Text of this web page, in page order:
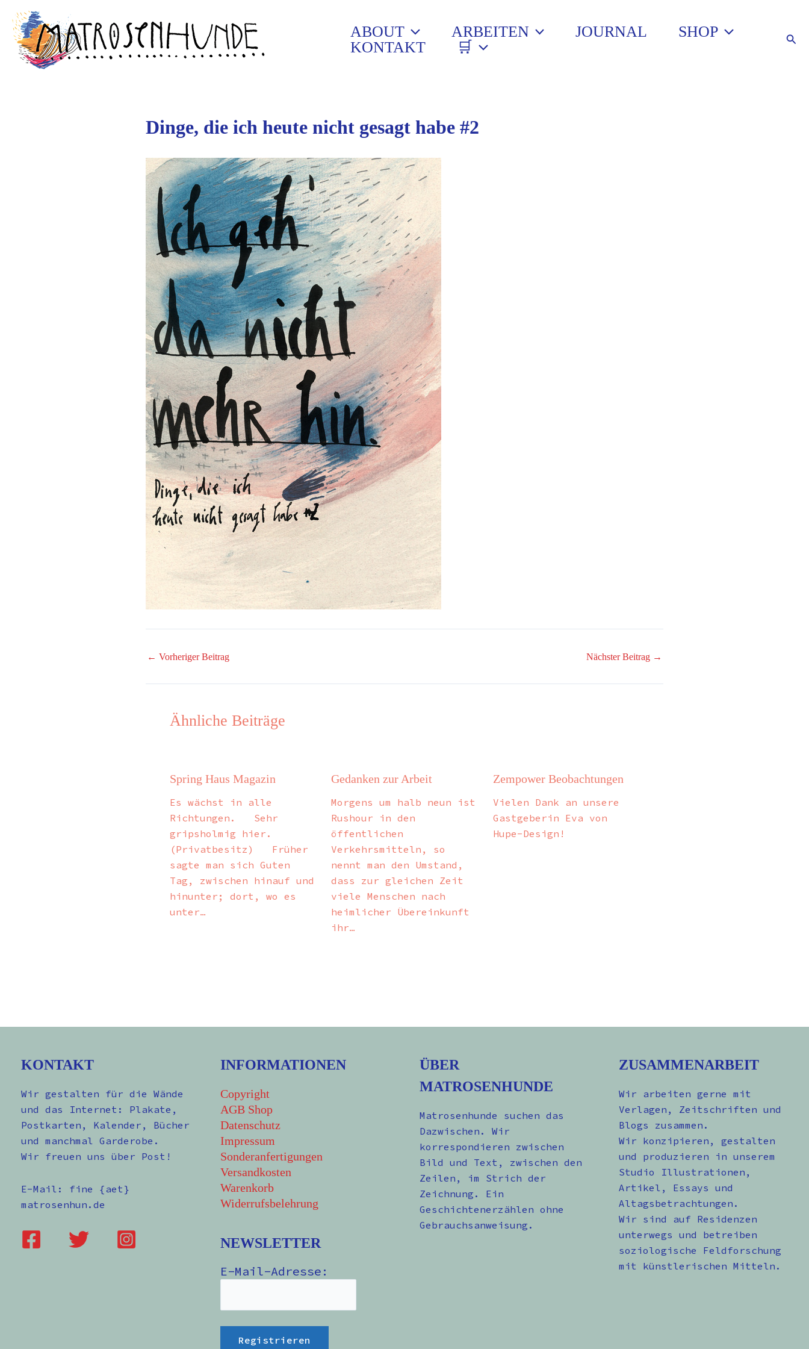
springen
Inhalt
springen
ABOUT ARBEITEN JOURNAL
SHOP
KONTAKT
🛒
Dinge, die ich heute nicht gesagt habe #2
← Vorheriger Beitrag Nächster Beitrag →
Ähnliche Beiträge
Spring Haus Magazin
Es wächst in alle
Richtungen. Sehr
gripsholmig hier.
(Privatbesitz) Früher
sagte man sich Guten
Tag, zwischen hinauf und
hinunter; dort, wo es
unter…
Gedanken zur Arbeit
Morgens um halb neun ist
Rushour in den
öffentlichen
Verkehrsmitteln, so
nennt man den Umstand,
dass zur gleichen Zeit
viele Menschen nach
heimlicher Übereinkunft
ihr…
Zempower Beobachtungen
Vielen Dank an unsere
Gastgeberin Eva von
Hupe-Design!
KONTAKT
Wir gestalten für die Wände
und das Internet: Plakate,
Postkarten, Kalender, Bücher
und manchmal Garderobe.
Wir freuen uns über Post!
E-Mail: fine {aet}
matrosenhun.de
INFORMATIONEN
Copyright
AGB Shop
Datenschutz
Impressum
Sonderanfertigungen
Versandkosten
Warenkorb
Widerrufsbelehrung
NEWSLETTER
E-Mail-Adresse:
ÜBER
MATROSENHUNDE
Matrosenhunde suchen das
Dazwischen. Wir
korrespondieren zwischen
Bild und Text, zwischen den
Zeilen, im Strich der
Zeichnung. Ein
Geschichtenerzählen ohne
Gebrauchsanweisung.
ZUSAMMENARBEIT
Wir arbeiten gerne mit
Verlagen, Zeitschriften und
Blogs zusammen.
Wir konzipieren, gestalten
und produzieren in unserem
Studio Illustrationen,
Artikel, Essays und
Altagsbetrachtungen.
Wir sind auf Residenzen
unterwegs und betreiben
soziologische Feldforschung
mit künstlerischen Mitteln.